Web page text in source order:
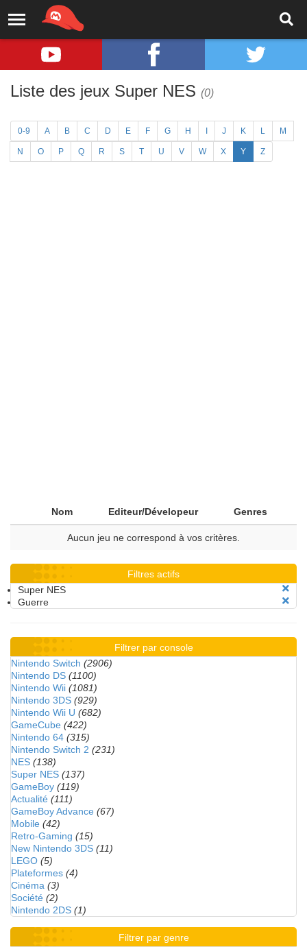
Liste des jeux Super NES (0)
0-9 A B C D E F G H J K L M
N O P Q R S T U V W X Y Z
Nom Editeur/Dévelopeur Genres
Aucun jeu ne correspond à vos critères.
Filtres actifs
Super NES
Guerre
Filtrer par console
Nintendo Switch (2906)
Nintendo DS (1100)
Nintendo Wii (1081)
Nintendo 3DS (929)
Nintendo Wii U (682)
GameCube (422)
Nintendo 64 (315)
Nintendo Switch 2 (231)
NES (138)
Super NES (137)
GameBoy (119)
Actualité (111)
GameBoy Advance (67)
Mobile (42)
Retro-Gaming (15)
New Nintendo 3DS (11)
LEGO (5)
Plateformes (4)
Cinéma (3)
Société (2)
Nintendo 2DS (1)
Filtrer par genre